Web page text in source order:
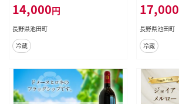
14,000円
長野県池田町
冷蔵
17,000
長野県池田町
冷蔵